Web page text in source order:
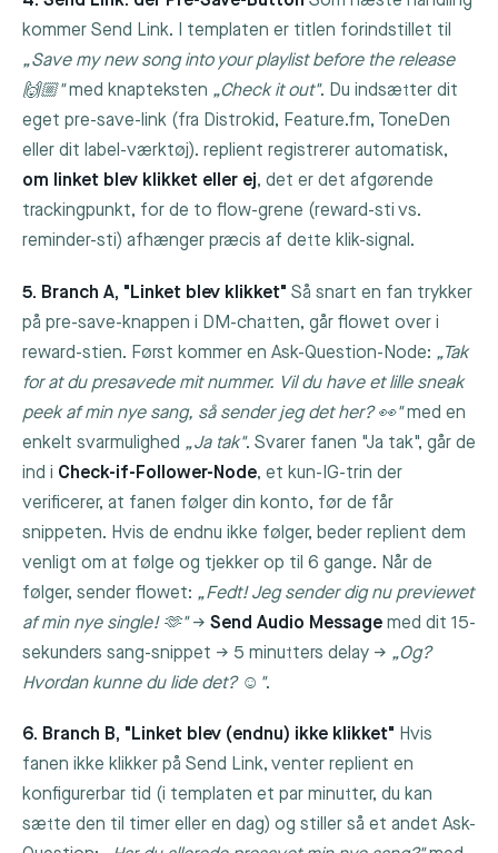
kommer Send Link. I templaten er titlen forindstillet til
„Save my new song into your playlist before the release
🙌🏼"med knapteksten „Check it out". Du indsætter dit
eget pre-save-link (fra Distrokid, Feature.fm, ToneDen
eller dit label-værktøj). replient registrerer automatisk,
om linket blev klikket eller ej, det er det afgørende
trackingpunkt, for de to flow-grene (reward-sti vs.
reminder-sti) afhænger præcis af dette klik-signal.
5. Branch A, "Linket blev klikket" Så snart en fan trykker
på pre-save-knappen i DM-chatten, går flowet over i
reward-stien. Først kommer en Ask-Question-Node: „Tak
for at du presavede mit nummer. Vil du have et lille sneak
peek af min nye sang, så sender jeg det her? 👀"med en
enkelt svarmulighed „Ja tak". Svarer fanen "Ja tak", går de
ind i Check-if-Follower-Node, et kun-IG-trin der
verificerer, at fanen følger din konto, før de får
snippeten. Hvis de endnu ikke følger, beder replient dem
venligt om at følge og tjekker op til 6 gange. Når de
følger, sender flowet: „Fedt! Jeg sender dig nu previewet
af min nye single! 🫶"→ Send Audio Message med dit 15-
sekunders sang-snippet → 5 minutters delay → „Og?
Hvordan kunne du lide det? ☺️".
6. Branch B, "Linket blev (endnu) ikke klikket" Hvis
fanen ikke klikker på Send Link, venter replient en
konfigurerbar tid (i templaten et par minutter, du kan
sætte den til timer eller en dag) og stiller så et andet Ask-